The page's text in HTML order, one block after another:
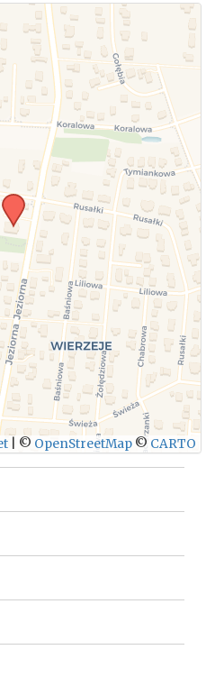
przesłać informację o
mityngu.
© OpenStreetMap © CARTO